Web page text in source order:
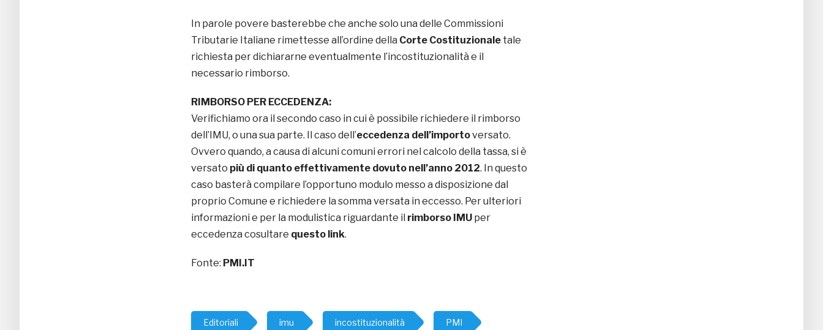
In parole povere basterebbe che anche solo una delle Commissioni
Tributarie Italiane rimettesse all’ordine della Corte Costituzionale tale
richiesta per dichiararne eventualmente l’incostituzionalità e il
necessario rimborso.
RIMBORSO PER ECCEDENZA:
Verifichiamo ora il secondo caso in cui è possibile richiedere il rimborso
dell’IMU, o una sua parte. Il caso dell’eccedenza dell’importoversato.
Ovvero quando, a causa di alcuni comuni errori nel calcolo della tassa, si è
versato più di quanto effettivamente dovuto nell’anno 2012. In questo
caso basterà compilare l’opportuno modulo messo a disposizione dal
proprio Comune e richiedere la somma versata in eccesso. Per ulteriori
informazioni e per la modulistica riguardante il rimborso IMU per
eccedenza cosultare questo link.
Fonte: PMI.IT
Editoriali imu incostituzionalità PMI